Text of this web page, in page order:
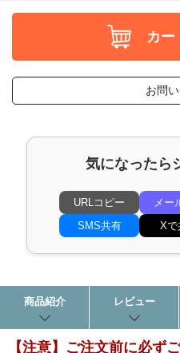
カー
お問
気になったら
URLコピー メー
SMS共有
Xで
商品紹介 レビュー
【注意】ご注文前に必ず